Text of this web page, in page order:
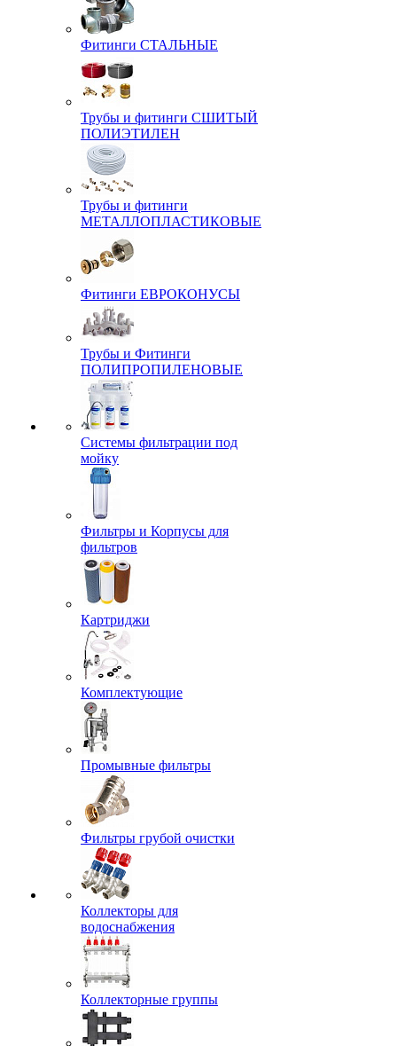
Фитинги СТАЛЬНЫЕ
Трубы и фитинги СШИТЫЙ
ПОЛИЭТИЛЕН
Трубы и фитинги
МЕТАЛЛОПЛАСТИКОВЫЕ
Фитинги ЕВРОКОНУСЫ
Трубы и Фитинги
ПОЛИПРОПИЛЕНОВЫЕ
Системы фильтрации под
мойку
Фильтры и Корпусы для
фильтров
Картриджи
Комплектующие
Промывные фильтры
Фильтры грубой очистки
Коллекторы для
водоснабжения
Коллекторные группы